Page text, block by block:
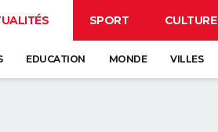
SPORT CULTURE
EDUCATION MONDE VILLES